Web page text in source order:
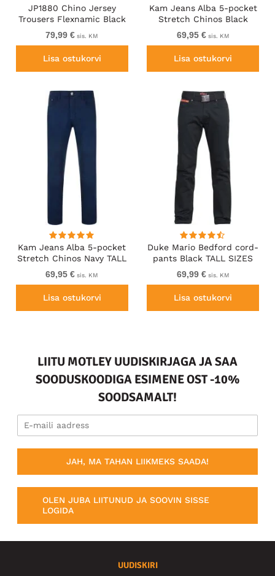
JP1880 Chino Jersey
Trousers Flexnamic Black
TALL
79,99 € sis. KM
Lisa ostukorvi
Kam Jeans Alba 5-pocket
Stretch Chinos Black
TALL SIZES
69,95 €sis. KM
Lisa ostukorvi
Kam Jeans Alba 5-pocket
Stretch Chinos Navy TALL
SIZES
69,95 € sis. KM
Lisa ostukorvi
Duke Mario Bedford cord-
pants Black TALL SIZES
69,99 €sis. KM
Lisa ostukorvi
LIITU MOTLEY UUDISKIRJAGA JA SAA
SOODUSKOODIGA ESIMENE OST -10%
SOODSAMALT!
JAH, MA TAHAN LIIKMEKS SAADA!
OLEN JUBA LIITUNUD JA SOOVIN SISSE
LOGIDA
UUDISKIRI